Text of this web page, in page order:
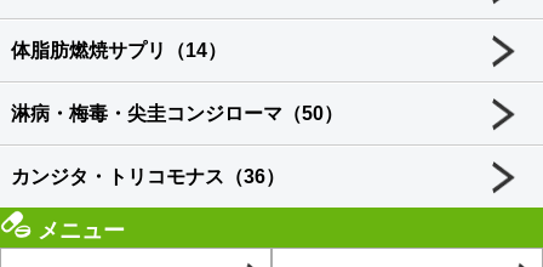
体脂肪燃焼サプリ（14）
淋病・梅毒・尖圭コンジローマ（50）
カンジタ・トリコモナス（36）
メニュー